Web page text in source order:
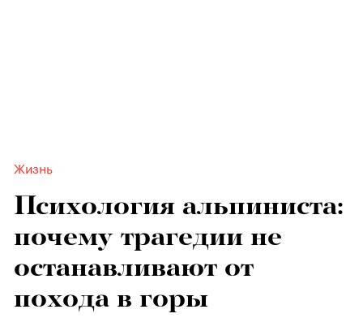
Жизнь
Психология альпиниста:
почему трагедии не
останавливают от
похода в горы